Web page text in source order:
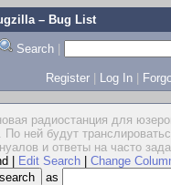
– Bug List
Search |
Register | Log In |
радиостанция для
По ней будут
и ответы на часто
Edit Search Change
as